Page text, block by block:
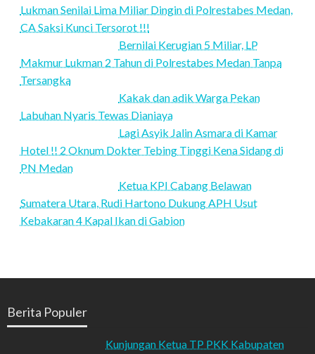
Lukman Senilai Lima Miliar Dingin di Polrestabes Medan,
CA Saksi Kunci Tersorot !!!
Bernilai Kerugian 5 Miliar, LP
Makmur Lukman 2 Tahun di Polrestabes Medan Tanpa
Tersangka
Kakak dan adik Warga Pekan
Labuhan Nyaris Tewas Dianiaya
Lagi Asyik Jalin Asmara di Kamar
Hotel !! 2 Oknum Dokter Tebing Tinggi Kena Sidang di
PN Medan
Ketua KPI Cabang Belawan
Sumatera Utara, Rudi Hartono Dukung APH Usut
Kebakaran 4 Kapal Ikan di Gabion
Berita Populer
Kunjungan Ketua TP PKK Kabupaten